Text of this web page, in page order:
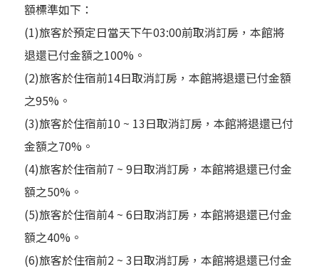
額標準如下：
(1)旅客於預定日當天下午03:00前取消訂房，本館將
退還已付金額之100%。
(2)旅客於住宿前14日取消訂房，本館將退還已付金額
之95%。
(3)旅客於住宿前10 ~ 13日取消訂房，本館將退還已付
金額之70%。
(4)旅客於住宿前7 ~ 9日取消訂房，本館將退還已付金
額之50%。
(5)旅客於住宿前4 ~ 6日取消訂房，本館將退還已付金
額之40%。
(6)旅客於住宿前2 ~ 3日取消訂房，本館將退還已付金